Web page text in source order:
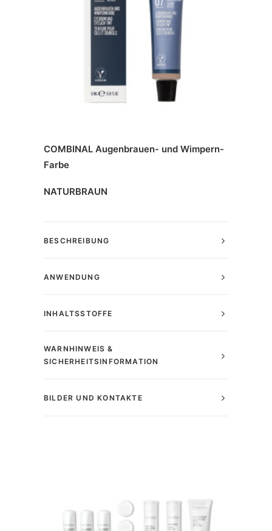
COMBINAL Augenbrauen- und Wimpern-
Farbe
NATURBRAUN
BESCHREIBUNG
ANWENDUNG
INHALTSSTOFFE
WARNHINWEIS &
SICHERHEITSINFORMATION
BILDER UND KONTAKTE